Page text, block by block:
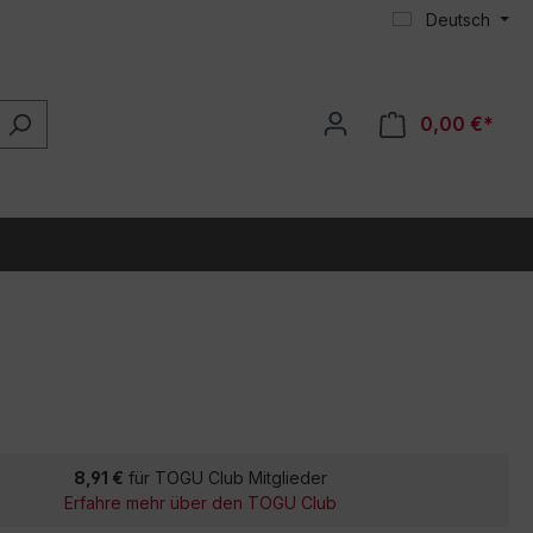
Deutsch
0,00 €*
8,91 € für TOGU Club Mitglieder
Erfahre mehr über den TOGU Club